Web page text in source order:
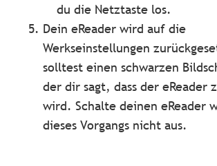
du die Netztaste los.
Dein eReader wird auf die
Werkseinstellungen
solltest einen schwarzen
der dir sagt, dass der eReader
wird. Schalte deinen eReader
dieses Vorgangs nicht aus.